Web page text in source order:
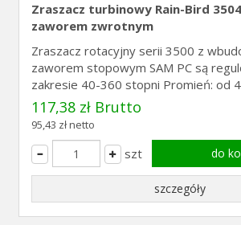
Zraszacz turbinowy Rain-Bird
zaworem zwrotnym
Zraszacz rotacyjny serii 3500 z
zaworem stopowym SAM PC są
zakresie 40-360 stopni Promień: od
117,38 zł Brutto
95,43 zł netto
szt do
szczegóły